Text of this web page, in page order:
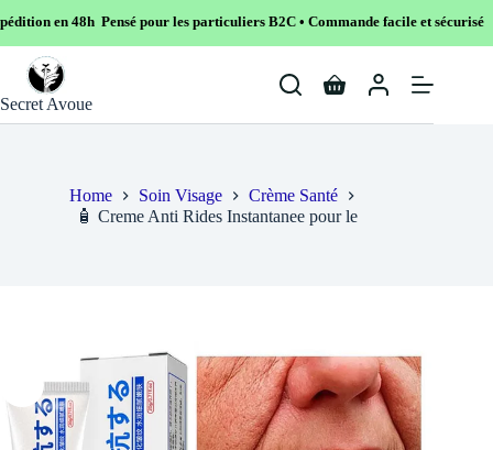
pour les particuliers B2C • Commande facile et sécurisé
content
Secret Avoue
Shopping
Home Soin Visage
Crème Santé
🧴 Creme Anti Rides Instantanee pour le